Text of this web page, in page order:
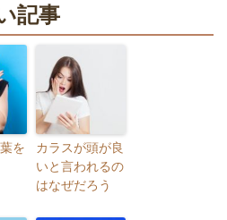
記事
を
カラスが頭が良
いと言われるの
はなぜだろう